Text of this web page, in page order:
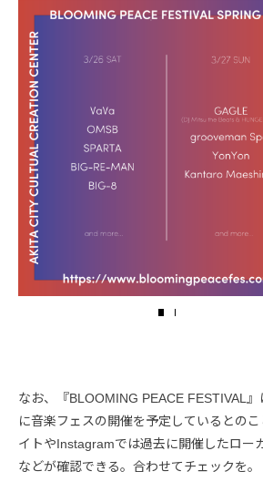
なお、『BLOOMING PEACE FESTIVAL
に音楽フェスの開催を予定しているとの
イトやInstagramでは過去に開催したロー
などが確認できる。合わせてチェックを。